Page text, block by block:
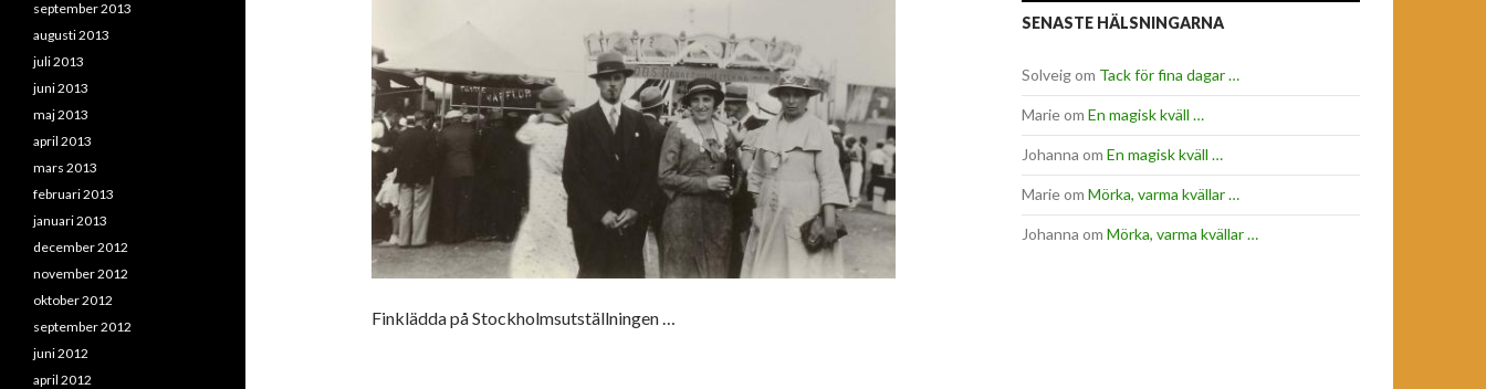
Finklädda på Stockholmsutställningen …
SENASTE HÄLSNINGARNA
Solveigom Tack för fina dagar …
Marieom En magisk kväll …
Johanna om En magisk kväll …
Marieom Mörka, varma kvällar …
Johanna om Mörka, varma kvällar …
september 2013
augusti 2013
juli 2013
juni 2013
maj 2013
april 2013
mars 2013
februari 2013
januari 2013
december 2012
november 2012
oktober 2012
september 2012
juni 2012
april 2012